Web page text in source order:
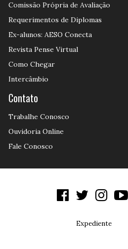
Comissão Própria de Avaliação
Requerimentos de Diplomas
Ex-alunos: AESO Conecta
Revista Pense Virtual
Como Chegar
Intercâmbio
Contato
Trabalhe Conosco
Ouvidoria Online
Fale Conosco
Expediente